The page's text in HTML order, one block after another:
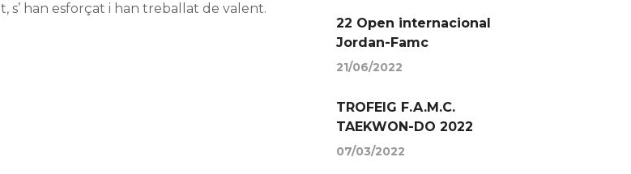
han esforçat i han treballat de valent.
22 Open internacional
Jordan-Famc
21/06/2022
TROFEIG F.A.M.C.
TAEKWON-DO 2022
07/03/2022